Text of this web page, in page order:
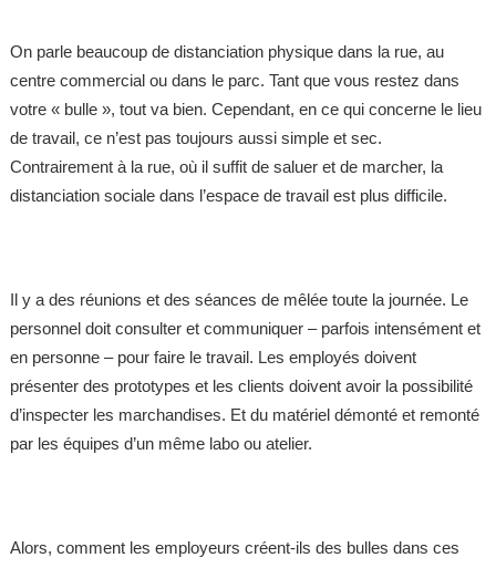
On parle beaucoup de distanciation physique dans la rue, au
centre commercial ou dans le parc. Tant que vous restez dans
votre « bulle », tout va bien. Cependant, en ce qui concerne le lieu
de travail, ce n’est pas toujours aussi simple et sec.
Contrairement à la rue, où il suffit de saluer et de marcher, la
distanciation sociale dans l’espace de travail est plus difficile.
Il y a des réunions et des séances de mêlée toute la journée. Le
personnel doit consulter et communiquer – parfois intensément et
en personne – pour faire le travail. Les employés doivent
présenter des prototypes et les clients doivent avoir la possibilité
d’inspecter les marchandises. Et du matériel démonté et remonté
par les équipes d’un même labo ou atelier.
Alors, comment les employeurs créent-ils des bulles dans ces